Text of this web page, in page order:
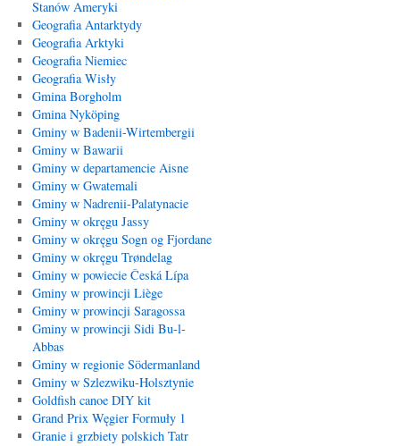
Stanów Ameryki
Geografia Antarktydy
Geografia Arktyki
Geografia Niemiec
Geografia Wisły
Gmina Borgholm
Gmina Nyköping
Gminy w Badenii-Wirtembergii
Gminy w Bawarii
Gminy w departamencie Aisne
Gminy w Gwatemali
Gminy w Nadrenii-Palatynacie
Gminy w okręgu Jassy
Gminy w okręgu Sogn og Fjordane
Gminy w okręgu Trøndelag
Gminy w powiecie Česká Lípa
Gminy w prowincji Liège
Gminy w prowincji Saragossa
Gminy w prowincji Sidi Bu-l-
Abbas
Gminy w regionie Södermanland
Gminy w Szlezwiku-Holsztynie
Goldfish canoe DIY kit
Grand Prix Węgier Formuły 1
Granie i grzbiety polskich Tatr